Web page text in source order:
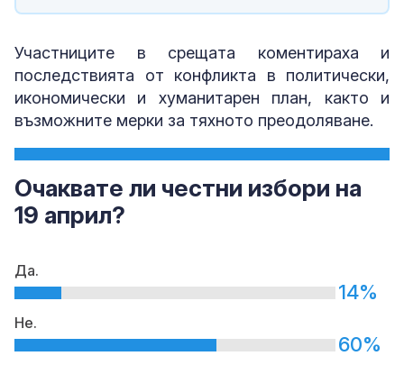
Участниците в срещата коментираха и
последствията от конфликта в политически,
икономически и хуманитарен план, както и
възможните мерки за тяхното преодоляване.
Очаквате ли честни избори на
19 април?
Да.
14%
Не.
60%